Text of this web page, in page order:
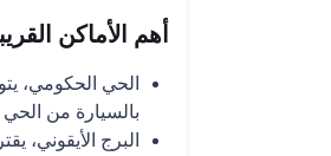
أهم الأماكن
بالسيارة من الحي